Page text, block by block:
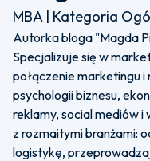
MBA | Kategoria
Autorka bloga "Magda
Specjalizuje się w
połączenie marketingu
psychologii biznesu,
reklamy, social mediów i
z rozmaitymi branżami:
logistykę,